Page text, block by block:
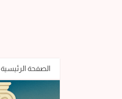
الصفحة الرئيسية